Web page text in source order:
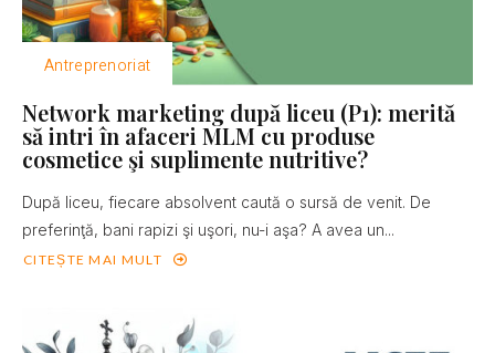
Antreprenoriat
Network marketing după liceu (P1): merită
să intri în afaceri MLM cu produse
cosmetice şi suplimente nutritive?
După liceu, fiecare absolvent caută o sursă de venit. De
preferinţă, bani rapizi şi uşori, nu-i aşa? A avea un...
CITEȘTE MAI MULT